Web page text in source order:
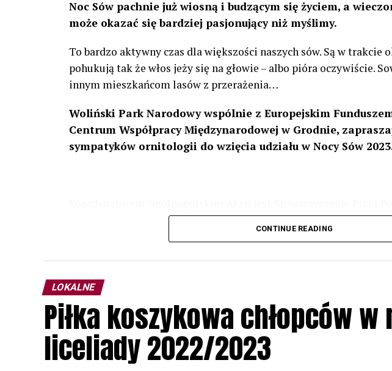
Noc Sów pachnie już wiosną i budzącym się życiem, a
może okazać się bardziej pasjonujący niż myślimy.
To bardzo aktywny czas dla większości naszych sów. Są w trakcie
pohukują tak że włos jeży się na głowie – albo pióra oczywiście.
innym mieszkańcom lasów z przerażenia…
Woliński Park Narodowy wspólnie z Europejskim
Centrum Współpracy Międzynarodowej w Grodnie,
sympatyków ornitologii do wzięcia udziału w Nocy Sów
odbędzie się w dniach24 i 25 lutego 2023 r. wg harmonogramu
Wszystkich uczestników zapraszamy do udziału w Akcji, włączenia
rozpoznawanie głosów sów i wymianę doświadczeń przy grillu.
zapisy.
CONTINUE READING
LOKALNE
Piłka koszykowa chłopców w
liceliady 2022/2023